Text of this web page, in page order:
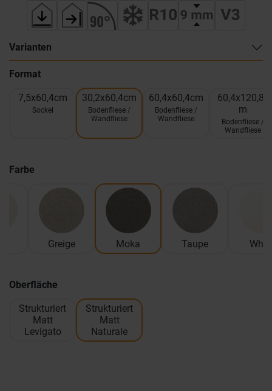
Varianten
Format
7,5x60,4cm
Sockel
30,2x60,4cm
Bodenfliese /
Wandfliese
60,4x60,4cm
Bodenfliese /
Wandfliese
60,4x120,8c
m
Bodenfliese /
Wandfliese
Farbe
Greige Moka Taupe
Oberfläche
Strukturiert
Matt
Levigato
Strukturiert
Matt
Naturale